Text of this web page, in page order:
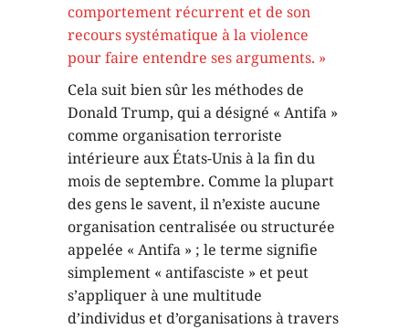
comportement récurrent et de son
recours systématique à la violence
pour faire entendre ses arguments. »
Cela suit bien sûr les méthodes de
Donald Trump, qui a désigné « Antifa »
comme organisation terroriste
intérieure aux États-Unis à la fin du
mois de septembre. Comme la plupart
des gens le savent, il n’existe aucune
organisation centralisée ou structurée
appelée « Antifa » ; le terme signifie
simplement « antifasciste » et peut
s’appliquer à une multitude
d’individus et d’organisations à travers